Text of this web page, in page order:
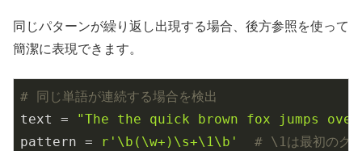
同じパターンが繰り返し出現する場合、後方参照を使って
簡潔に表現できます。
# 同じ単語が連続する場合を検出
text =
"The the quick brown fox jumps
pattern =
r'\b(\w+)\s+\1\b'
# \1は最初のグ